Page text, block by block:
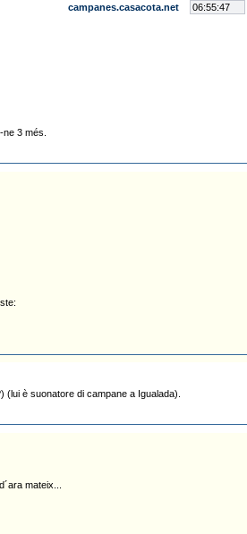
campanes.casacota.net
3 més.
è suonatore di campane a Igualada).
mateix...